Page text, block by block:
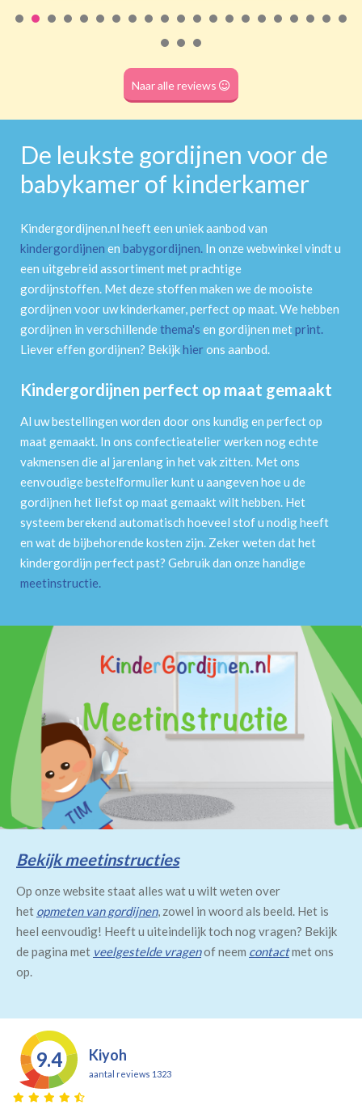
(dubbele tunnel)
Naar alle reviews
De leukste gordijnen voor de
babykamer of kinderkamer
Kindergordijnen.nl heeft een uniek aanbod van
kindergordijnen en babygordijnen. In onze webwinkel vindt u
een uitgebreid assortiment met prachtige
gordijnstoffen. Met deze stoffen maken we de mooiste
gordijnen voor uw kinderkamer, perfect op maat. We hebben
gordijnen in verschillendethema's en gordijnen metprint.
Liever effen gordijnen? Bekijkhierons aanbod.
Kindergordijnen perfect op maat gemaakt
Al uw bestellingen worden door ons kundig en perfect op
maat gemaakt. In ons confectieatelier werken nog echte
vakmensen die al jarenlang in het vak zitten. Met ons
eenvoudige bestelformulier kunt u aangeven hoe u de
gordijnen het liefst op maat gemaakt wilt hebben. Het
systeem berekend automatisch hoeveel stof u nodig heeft
en wat de bijbehorende kosten zijn. Zeker weten dat het
kindergordijn perfect past? Gebruik dan onze handige
meetinstructie.
Bekijk meetinstructies
Op onze website staat alles wat u wilt weten over
het opmeten van gordijnen, zowel in woord als beeld. Het is
heel eenvoudig! Heeft u uiteindelijk toch nog vragen? Bekijk
de pagina met veelgestelde vragenof neem contactmet ons
op.
9.4 Kiyoh
aantal reviews 1323